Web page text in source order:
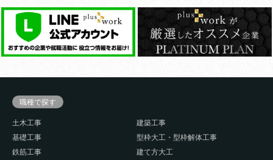
職種で探す
土木工事
建築工事
基礎工事
型枠大工・型枠解体工事
鉄筋工事
建て方大工